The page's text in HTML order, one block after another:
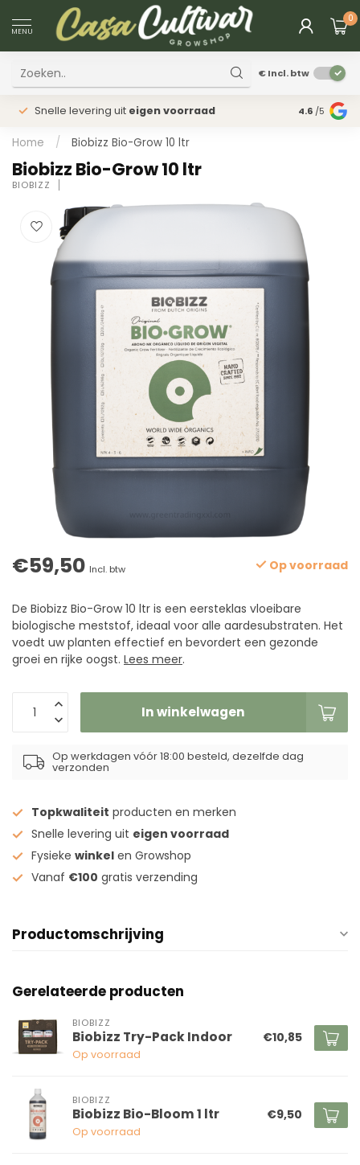
MENU
0
€Incl. btw
Snelle levering uit eigen voorraad Fysieke
4.6 /5
Home / Biobizz Bio-Grow 10 ltr
Biobizz Bio-Grow 10 ltr
BIOBIZZ
€59,50 Incl. btw Op voorraad
De Biobizz Bio-Grow 10 ltr is een eersteklas vloeibare
biologische meststof, ideaal voor alle aardesubstraten. Het
voedt uw planten effectief en bevordert een gezonde
groei en rijke oogst. Lees meer.
In winkelwagen
Op werkdagen vóór 18:00 besteld, dezelfde dag
verzonden
Topkwaliteit producten en merken
Snelle levering uit eigen voorraad
Fysieke winkel en Growshop
Vanaf €100 gratis verzending
Productomschrijving
Gerelateerde producten
BIOBIZZ
Biobizz Try-Pack Indoor
Op voorraad
€10,85
BIOBIZZ
Biobizz Bio-Bloom 1 ltr
Op voorraad
€9,50